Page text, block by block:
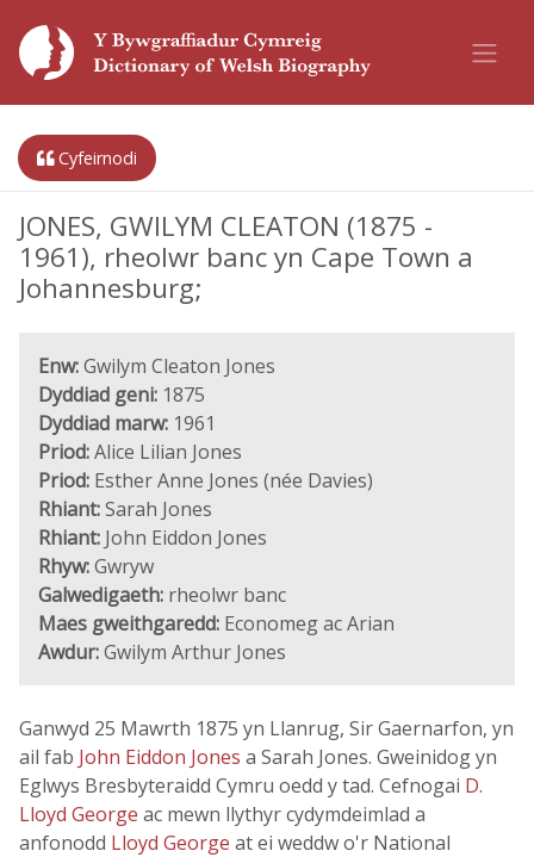
Cyfeirnodi
JONES, GWILYM CLEATON (1875 -
1961), rheolwr banc yn Cape Town a
Johannesburg;
Enw:Gwilym Cleaton Jones
Dyddiad geni: 1875
Dyddiad marw: 1961
Priod:Alice Lilian Jones
Priod: Esther Anne Jones (née Davies)
Rhiant:Sarah Jones
Rhiant: John Eiddon Jones
Rhyw:Gwryw
Galwedigaeth: rheolwr banc
Maes gweithgaredd: Economeg ac Arian
Awdur:Gwilym Arthur Jones
Ganwyd 25 Mawrth 1875 yn Llanrug, Sir Gaernarfon, yn
ail fab John Eiddon Jones a Sarah Jones. Gweinidog yn
Eglwys Bresbyteraidd Cymru oedd y tad. Cefnogai D.
Lloyd George ac mewn llythyr cydymdeimlad a
anfonodd Lloyd George at ei weddw o'r National